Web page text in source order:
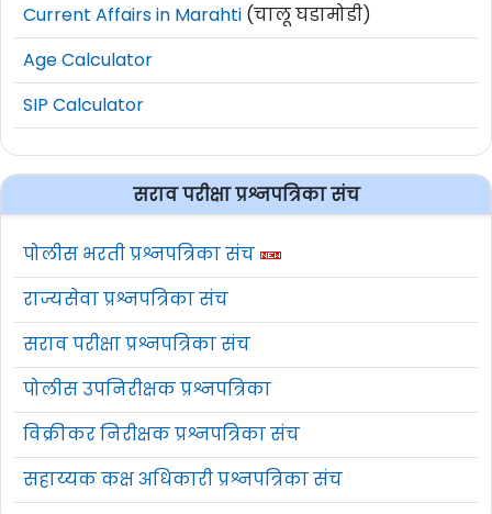
Current Affairs in Marahti (चालू घडामोडी)
Age Calculator
SIP Calculator
सराव परीक्षा प्रश्नपत्रिका संच
पोलीस भरती प्रश्नपत्रिका संच
राज्यसेवा प्रश्नपत्रिका संच
सराव परीक्षा प्रश्नपत्रिका संच
पोलीस उपनिरीक्षक प्रश्नपत्रिका
विक्रीकर निरीक्षक प्रश्नपत्रिका संच
सहाय्यक कक्ष अधिकारी प्रश्नपत्रिका संच